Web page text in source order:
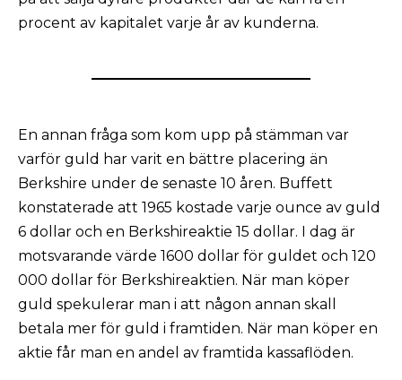
procent av kapitalet varje år av kunderna.
En annan fråga som kom upp på stämman var
varför guld har varit en bättre placering än
Berkshire under de senaste 10 åren. Buffett
konstaterade att 1965 kostade varje ounce av guld
6 dollar och en Berkshireaktie 15 dollar. I dag är
motsvarande värde 1600 dollar för guldet och 120
000 dollar för Berkshireaktien. När man köper
guld spekulerar man i att någon annan skall
betala mer för guld i framtiden. När man köper en
aktie får man en andel av framtida kassaflöden.